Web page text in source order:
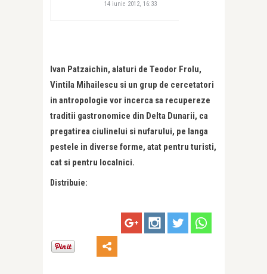
14 iunie 2012, 16:33
Ivan Patzaichin, alaturi de Teodor Frolu,
Vintila Mihailescu si un grup de cercetatori
in antropologie vor incerca sa recupereze
traditii gastronomice din Delta Dunarii, ca
pregatirea ciulinelui si nufarului, pe langa
pestele in diverse forme, atat pentru turisti,
cat si pentru localnici.
Distribuie: